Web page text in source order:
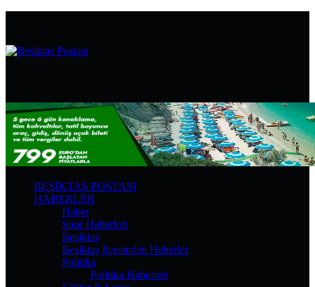
...
BEŞIKTAŞ POSTASI
HABERLER
Haber
Spor Haberleri
Beşiktaş
Beşiktaş İlçesinden Haberler
Politika
Politika Haberleri